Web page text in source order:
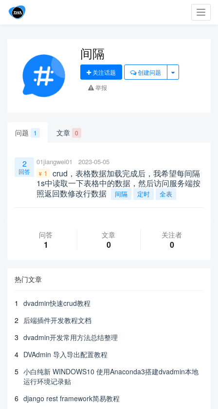
间隔
关注话题
创建问题
举报
问题 1 文章 0
2
回答
01jiangwei01 2023-05-05
1
crud，表格数据加载完成后，我希望每间隔
1s中读取一下表格中的数据，然后访问服务端按
照返回数修改行数据
间隔 定时 全表
问答
1
文章
0
关注者
0
热门文章
1
dvadmin快速crud教程
2 后端插件开发教程文档
3 dvadmin开发常用方法总结整理
4 DVAdmin 导入导出配置教程
5 小白纯新 WINDOWS10 使用Anaconda3搭建dvadmin本地
运行环境记录贴
6 django rest framework简易教程